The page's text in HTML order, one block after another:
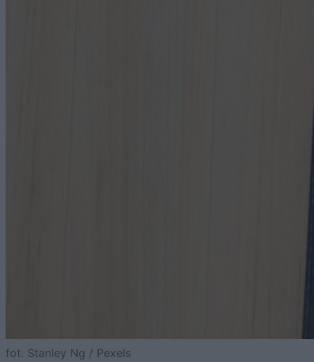
fot. Stanley Ng / Pexels